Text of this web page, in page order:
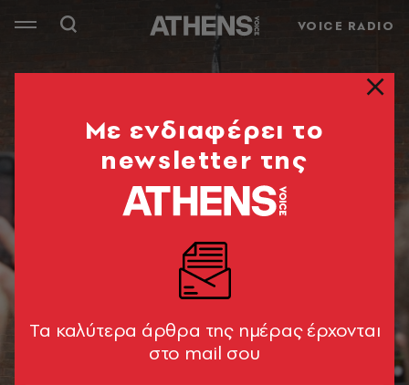
VOICE RADIO
Mε ενδιαφέρει το
newsletter της
Tα καλύτερα άρθρα της ημέρας έρχονται
στο mail σου